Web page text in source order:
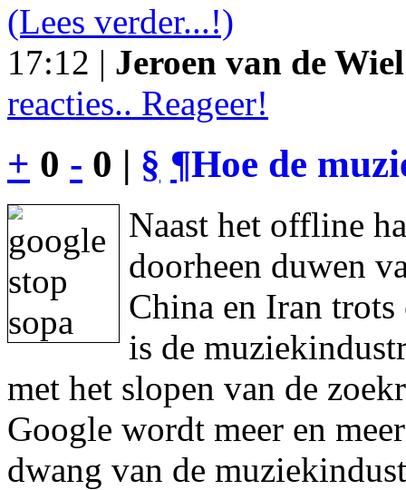
(Lees verder...!)
17:12 | Jeroen van de Wiel
reacties.. Reageer!
+ 0 - 0 | § ¶Hoe de
Naast het offline
doorheen duwen
China en Iran
is de
met het slopen van de
Google wordt meer en
dwang van de